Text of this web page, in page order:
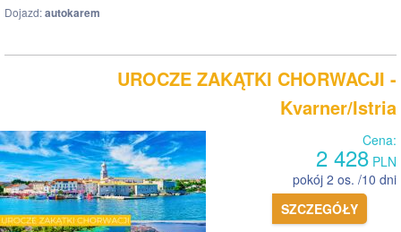
Dojazd:autokarem
UROCZE ZAKĄTKI CHORWACJI -
Kvarner/Istria
Cena:
2 428 PLN
pokój 2 os. /10 dni
SZCZEGÓŁY